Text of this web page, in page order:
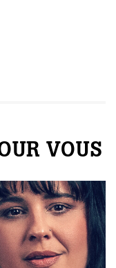
VOUS